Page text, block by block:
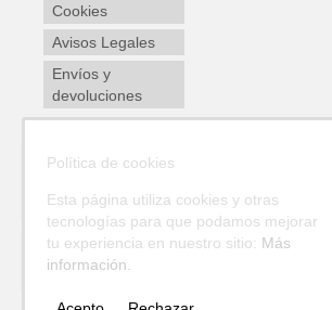
Cookies
Avisos Legales
Envíos y
devoluciones
Política de cookies
Esta página utiliza cookies y otras
tecnologías para que podamos mejorar
tu experiencia en nuestro sitio: Más
información.